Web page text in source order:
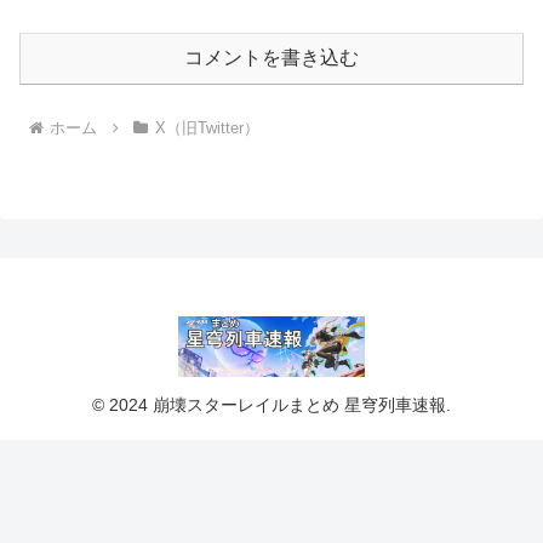
コメントを書き込む
ホーム X（旧Twitter）
© 2024 崩壊スターレイルまとめ 星穹列車速報.